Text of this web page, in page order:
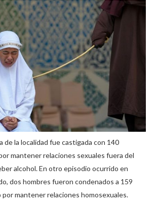
de la localidad fue castigada con 140
mantener relaciones sexuales fuera del
alcohol. En otro episodio ocurrido en
dos hombres fueron condenados a 159
por mantener relaciones homosexuales.